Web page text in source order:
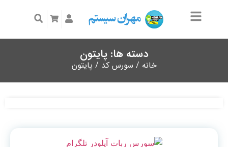
دسته ها: پایتون
خانه / سورس کد / پایتون